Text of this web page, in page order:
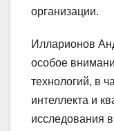
организации.
Илларионов
особое
технологий, в
интеллекта и
исследования